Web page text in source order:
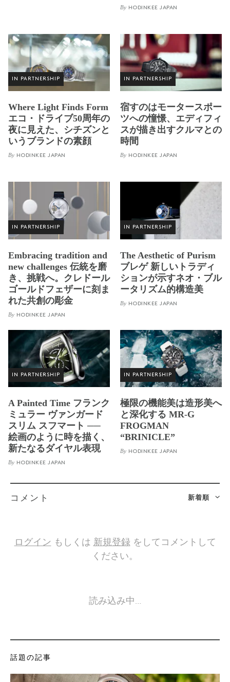
By HODINKEE JAPAN
IN PARTNERSHIP
Where Light Finds Form
エコ・ドライブ50周年の
夜に見えた、シチズンと
いうブランドの素顔
By HODINKEE JAPAN
IN PARTNERSHIP
宿すのはモータースポー
ツへの憧憬、エディフィ
スが描き出すクルマとの
時間
By HODINKEE JAPAN
IN PARTNERSHIP
Embracing tradition and
new challenges 伝統を磨
き、挑戦へ。クレドール
ゴールドフェザーに刻ま
れた共創の彫金
By HODINKEE JAPAN
IN PARTNERSHIP
The Aesthetic of Purism
ブレゲ 新しいトラディ
ションが示すネオ・ブル
ータリズム的構造美
By HODINKEE JAPAN
IN PARTNERSHIP
A Painted Time フランク
ミュラー ヴァンガード
スリム スフマート ──
絵画のように時を描く、
新たなるダイヤル表現
By HODINKEE JAPAN
IN PARTNERSHIP
極限の機能美は造形美へ
と深化する MR-G
FROGMAN
“BRINICLE”
By HODINKEE JAPAN
新着順
コメント
ログイン もしくは 新規登録をしてコメントして
ください。
読み込み中…
話題の記事